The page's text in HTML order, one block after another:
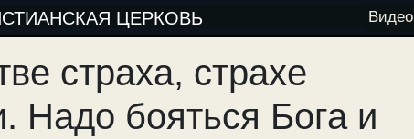
ЦЕРКОВЬ Видео
страха, страхе
Надо бояться Бога и